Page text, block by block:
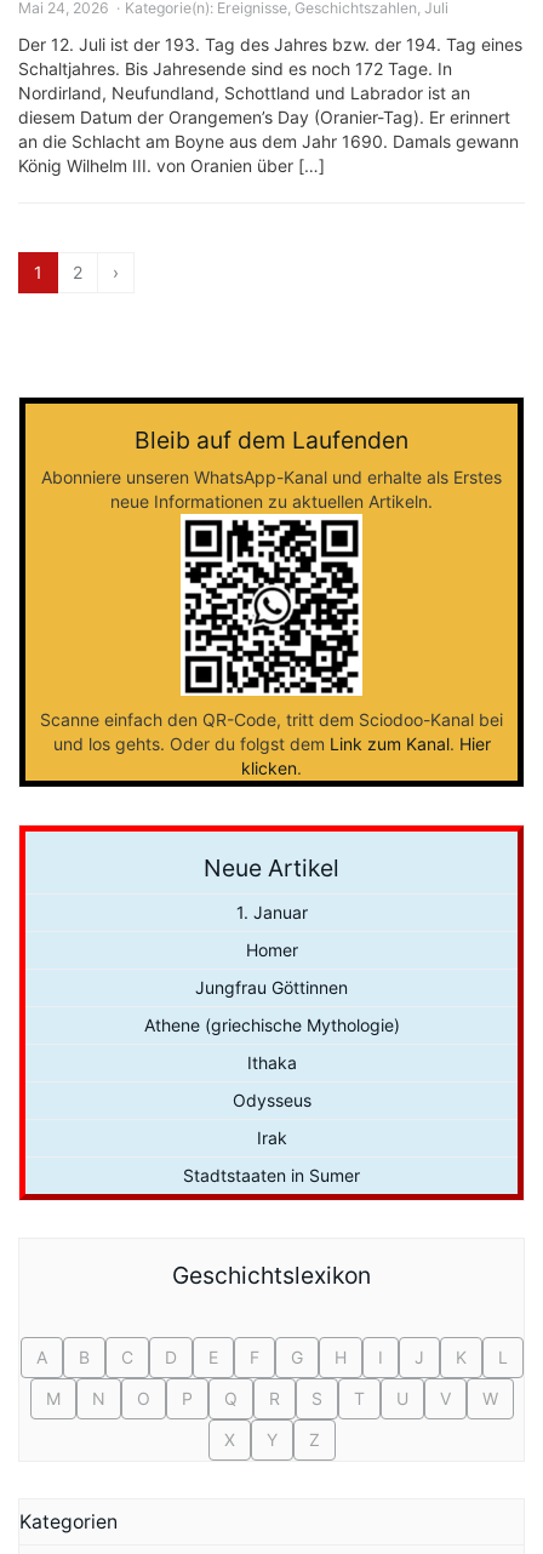
Mai 24, 2026 Kategorie(n): Ereignisse, Geschichtszahlen, Juli
Der 12. Juli ist der 193. Tag des Jahres bzw. der 194. Tag eines
Schaltjahres. Bis Jahresende sind es noch 172 Tage. In
Nordirland, Neufundland, Schottland und Labrador ist an
diesem Datum der Orangemen’s Day (Oranier-Tag). Er erinnert
an die Schlacht am Boyne aus dem Jahr 1690. Damals gewann
König Wilhelm III. von Oranien über […]
1 2 ›
Bleib auf dem Laufenden
Abonniere unseren WhatsApp-Kanal und erhalte als Erstes
neue Informationen zu aktuellen Artikeln.
Scanne einfach den QR-Code, tritt dem Sciodoo-Kanal bei
und los gehts. Oder du folgst dem Link zum Kanal. Hier
klicken.
Neue Artikel
1. Januar
Homer
Jungfrau Göttinnen
Athene (griechische Mythologie)
Ithaka
Odysseus
Irak
Stadtstaaten in Sumer
Geschichtslexikon
A B C D E F G H I J K
L
M
N O P Q R S T U V
W
X
Y Z
Kategorien